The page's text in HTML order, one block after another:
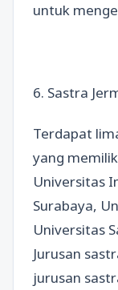
untuk
6. Sastra
Terdapat
yang
Universitas
Surabaya,
Universitas
Jurusan
jurusan